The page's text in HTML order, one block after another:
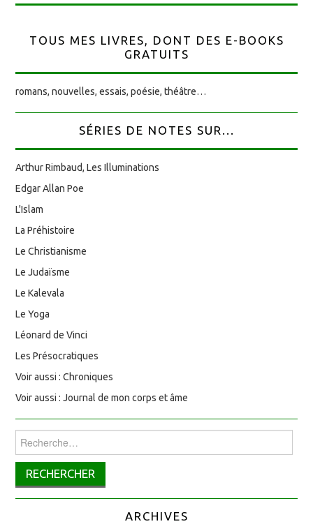
TOUS MES LIVRES, DONT DES E-BOOKS
GRATUITS
romans, nouvelles, essais, poésie, théâtre…
SÉRIES DE NOTES SUR...
Arthur Rimbaud, Les Illuminations
Edgar Allan Poe
L'Islam
La Préhistoire
Le Christianisme
Le Judaïsme
Le Kalevala
Le Yoga
Léonard de Vinci
Les Présocratiques
Voir aussi : Chroniques
Voir aussi : Journal de mon corps et âme
Rechercher :
ARCHIVES